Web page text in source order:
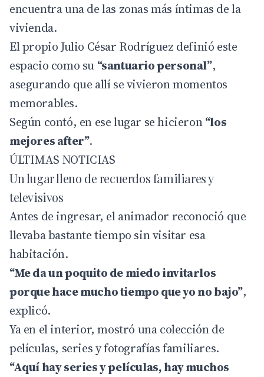
encuentra una de las zonas más íntimas de la
vivienda.
El propio Julio César Rodríguez definió este
espacio como su “santuario personal”,
asegurando que allí se vivieron momentos
memorables.
Según contó, en ese lugar se hicieron“los
mejores after”.
ÚLTIMAS NOTICIAS
Un lugar lleno de recuerdos familiares y
televisivos
Antes de ingresar, el animador reconoció que
llevaba bastante tiempo sin visitar esa
habitación.
“Me da un poquito de miedo invitarlos
porque hace mucho tiempo que yo no bajo”,
explicó.
Ya en el interior, mostró una colección de
películas, series y fotografías familiares.
“Aquí hay series y películas, hay muchos